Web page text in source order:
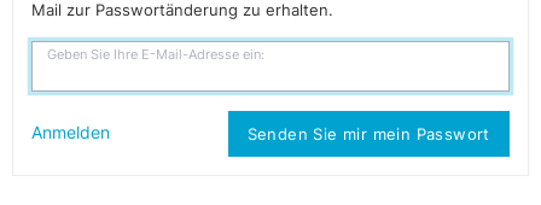
Mail zur Passwortänderung zu erhalten.
Geben Sie Ihre E-Mail-Adresse ein:
Anmelden Senden Sie mir mein Passwort